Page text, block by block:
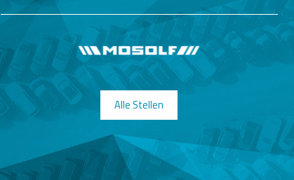
Alle Stellen